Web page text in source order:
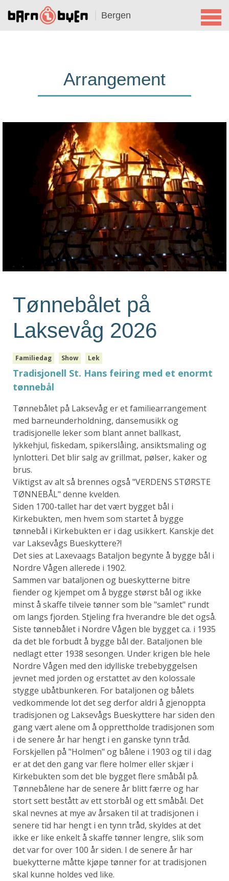
Bergen
Arrangement
Tønnebålet på
Laksevåg 2026
Familiedag Show Lek
Tradisjonell St. Hans feiring med et enormt
tønnebål
Tønnebålet på Laksevåg er et familiearrangement
med barneunderholdning, dansemusikk og
tradisjonelle leker som blant annet ballkast,
lykkehjul, fiskedam, spikerslåing, ansiktsmaling og
lynlotteri. Det blir salg av grillmat, pølser, kaker og
brus.
Viktigst av alt så brennes også "VERDENS STØRSTE
TØNNEBÅL" denne kvelden.
Siden 1700-tallet har det vært bygget bål i
Kirkebukten, men hvem som startet å bygge
tønnebål i Kirkebukten er i dag usikkert. Kanskje det
var Laksevågs Bueskyttere?!
Det sies at Laxevaags Bataljon begynte å bygge bål i
Nordre Vågen allerede i 1902.
Sammen var bataljonen og bueskytterne bitre
fiender og kjempet om å bygge størst bål og ikke
minst å skaffe tilveie tønner som ble "samlet" rundt
om langs fjorden. Stjeling fra hverandre ble det også.
Siste tønnebålet i Nordre Vågen ble bygget ca. i 1935
da det ble forbudt å bygge bål der. Bataljonen ble
nedlagt etter 1938 sesongen. Under krigen ble hele
Nordre Vågen med den idylliske trebebyggelsen
jevnet med jorden og erstattet av den kolossale
stygge ubåtbunkeren. For bataljonen og bålets
vedkommende lot det seg derfor aldri å gjenoppta
tradisjonen og Laksevågs Bueskyttere har siden den
gang vært alene om å opprettholde tradisjonen som
i de senere år har hengt i en ganske tynn tråd.
Forskjellen på "Holmen" og bålene i 1903 og til i dag
er at det den gang var flere holmer eller skjær i
Kirkebukten som det ble bygget flere småbål på.
Tønnebålene har de senere år blitt færre og har
stort sett bestått av ett storbål og ett småbål. Det
skal nevnes at mye av årsaken til at tradisjonen i
senere tid har hengt i en tynn tråd, skyldes at det
ikke er like enkelt å skaffe tønner lengre, slik som
det var for over 100 år siden. I de senere år har
buekytterne måtte kjøpe tønner for at tradisjonen
skal kunne holdes ved like.